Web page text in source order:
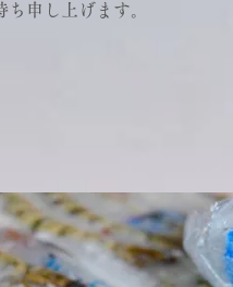
申し上げます。